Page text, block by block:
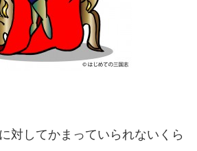
対してかまっていられないくら